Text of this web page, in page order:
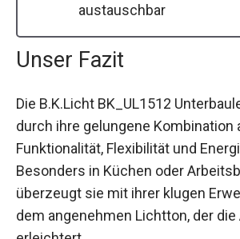
austauschbar
Unser Fazit
Die B.K.Licht BK_UL1512
durch ihre gelungene Kombination
Funktionalität, Flexibilität und
Besonders in Küchen oder
überzeugt sie mit ihrer klugen
dem angenehmen Lichtton, der die